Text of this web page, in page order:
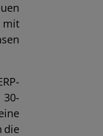
mit
30-